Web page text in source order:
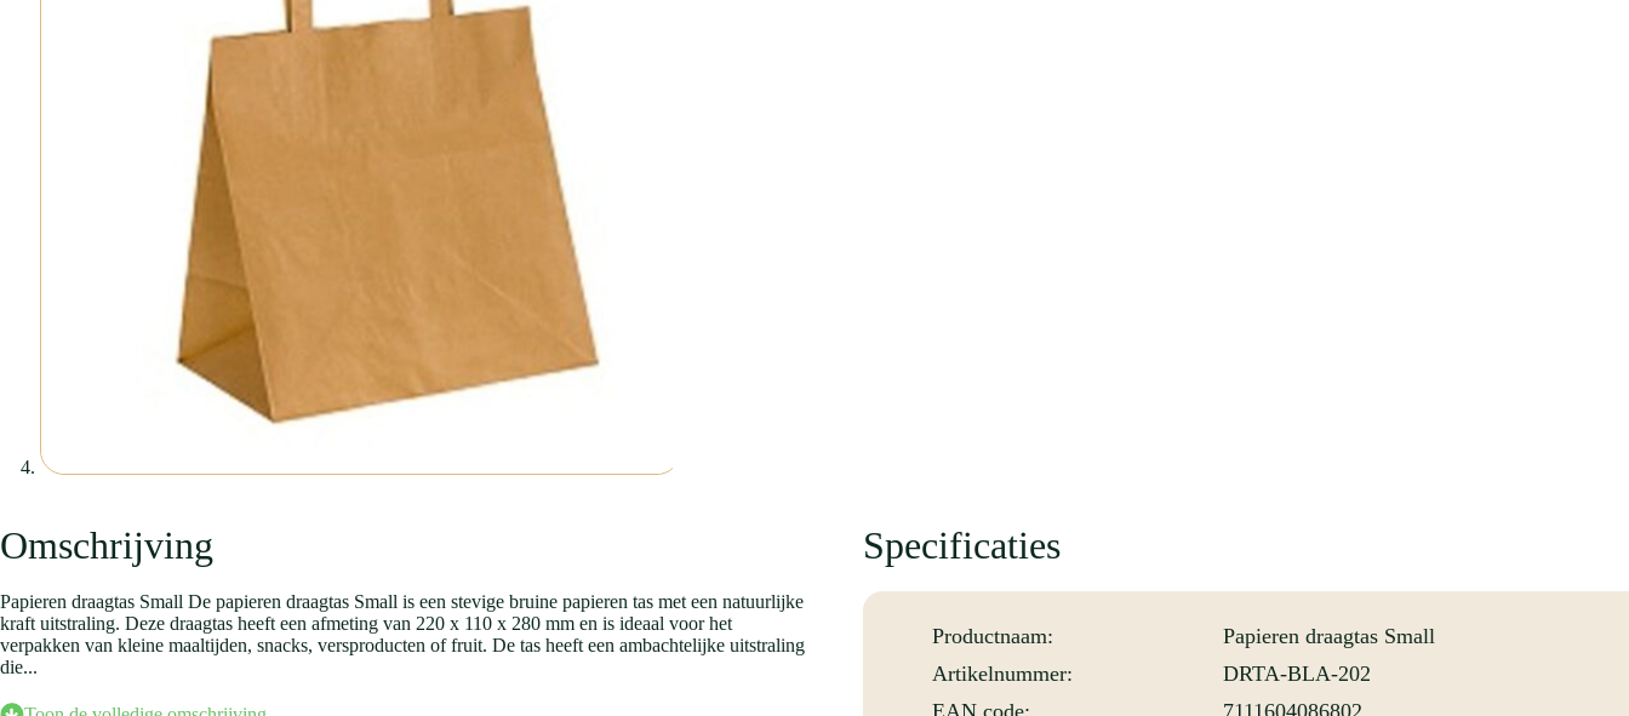
Omschrijving
Papieren draagtas Small De papieren draagtas Small is een stevige bruine papieren tas met een natuurlijke
kraft uitstraling. Deze draagtas heeft een afmeting van 220 x 110 x 280 mm en is ideaal voor het
verpakken van kleine maaltijden, snacks, versproducten of fruit. De tas heeft een ambachtelijke uitstraling
die...
Specificaties
Productnaam:
Papieren draagtas Small
Artikelnummer:
DRTA-BLA-202